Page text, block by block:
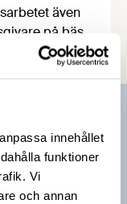
innehållet
funktioner
Vi
och annan
även
på bästa
vi om
samt ett
att kontakta
månaden och